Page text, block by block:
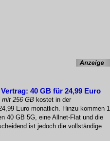
40 GB für 24,99 Euro
mit 256 GB kostet in der
Euro monatlich. Hinzu kommen
40 GB 5G, eine Allnet-Flat und die
ist jedoch die vollständige